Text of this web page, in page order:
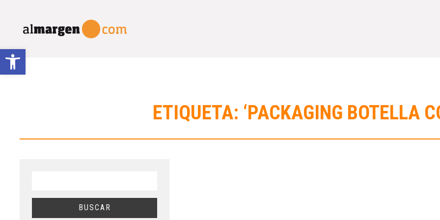
Abrir barra de herramientas
ETIQUETA: ‘PACKAGING BOTELLA